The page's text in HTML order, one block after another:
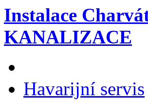
Instalace
KANALIZACE
Havarijní servis